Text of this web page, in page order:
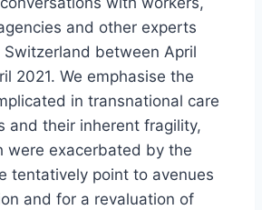
and other experts
between April
2021. We emphasise the
in transnational care
and their inherent fragility,
were exacerbated by the
tentatively point to avenues
and for a revaluation of